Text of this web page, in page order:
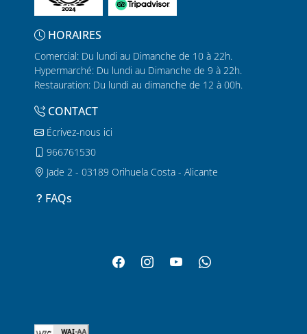
HORAIRES
Comercial: Du lundi au Dimanche de 10 à 22h.
Hypermarché: Du lundi au Dimanche de 9 à 22h.
Restauration: Du lundi au dimanche de 12 à 00h.
CONTACT
Écrivez-nous ici
966761530
Jade 2 - 03189 Orihuela Costa - Alicante
FAQs